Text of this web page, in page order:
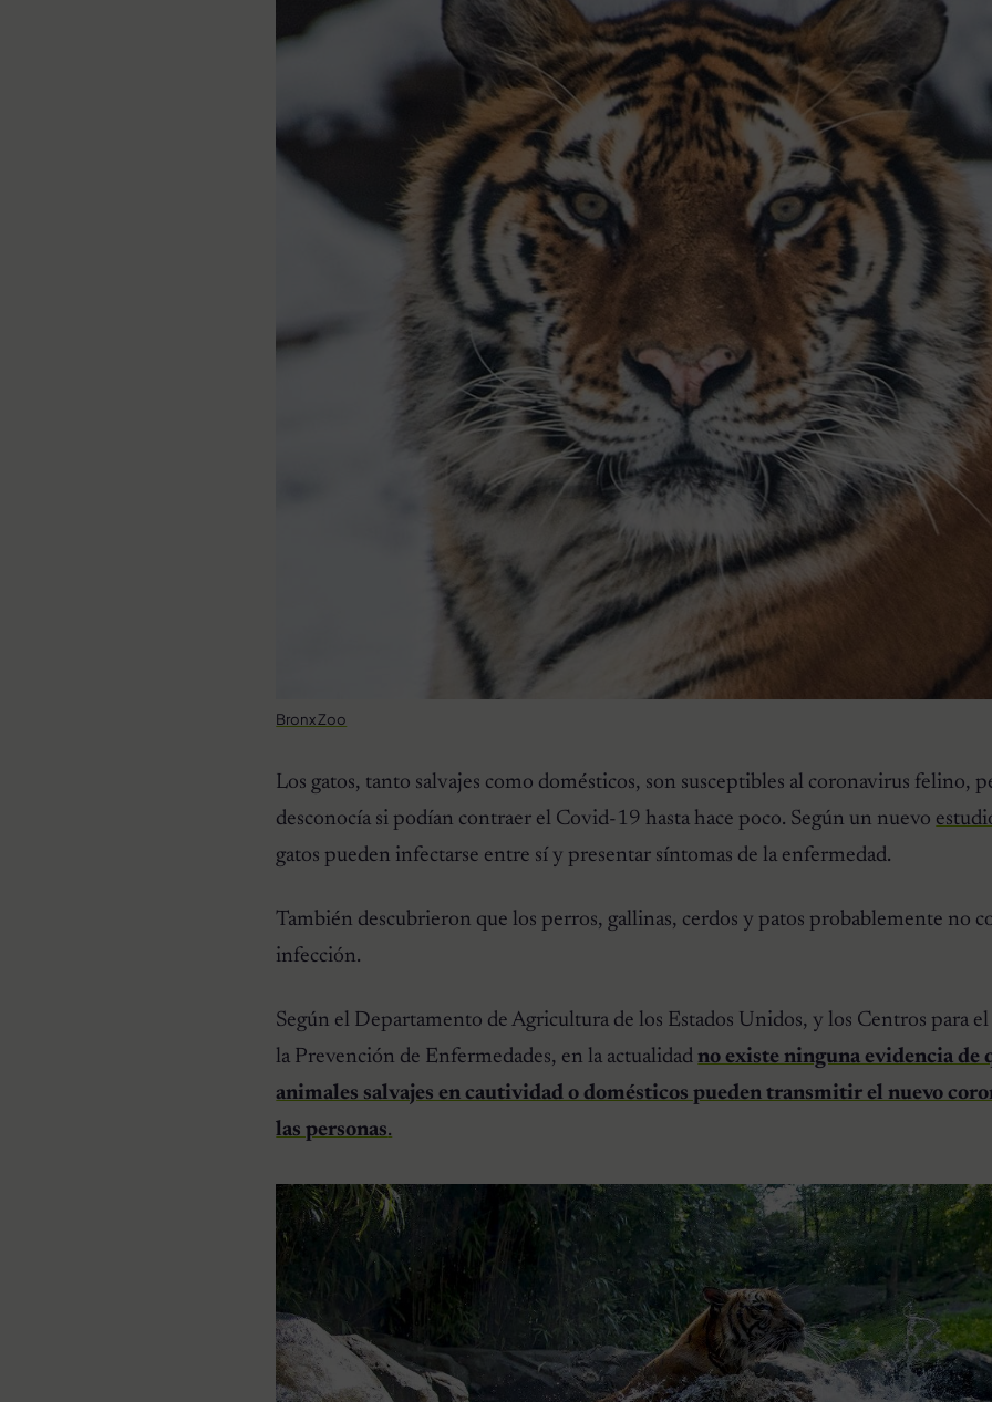
Bronx Zoo
Los gatos, tanto salvajes como domésticos, son susceptibles al coronavirus felino,
desconocía si podían contraer el Covid-19 hasta hace poco. Según un nuevo
gatos pueden infectarse entre sí y presentar síntomas de la enfermedad.
También descubrieron que los perros, gallinas, cerdos y patos probablemente no
infección.
Según el Departamento de Agricultura de los Estados Unidos, y los Centros para
la Prevención de Enfermedades, en la actualidadno existe ninguna evidencia de
animales salvajes en cautividad o domésticos pueden transmitir el nuevo
las personas.